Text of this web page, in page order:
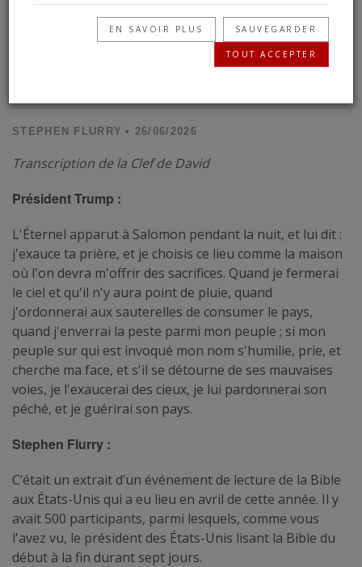
Le président Donald Trump a lu devant les
médias un passage biblique de 2 Chroniques 7.
Découvrez la véritable portée prophétique de
STEPHEN FLURRY • 26/06/2026
Transcription de la Clef de David
Président Trump :
L'Éternel apparut à Salomon pendant la nuit, et lui dit :
j'exauce ta prière, et je choisis ce lieu comme la maison
où l'on devra m'offrir des sacrifices. Quand je fermerai
le ciel et qu'il n'y aura point de pluie, quand
j'ordonnerai aux sauterelles de consumer le pays,
quand j'enverrai la peste parmi mon peuple ; si mon
peuple sur qui est invoqué mon nom s'humilie, prie, et
cherche ma face, et s'il se détourne de ses mauvaises
voies, je l'exaucerai des cieux, je lui pardonnerai son
péché, et je guérirai son pays.
Stephen Flurry :
C’était un extrait d’un événement de lecture de la Bible
aux États-Unis qui a eu lieu en avril de cette année. Il y
avait 500 participants, parmi lesquels, comme vous
l'avez vu, le président des États-Unis lisant la Bible du
début à la fin durant sept jours.
EN SAVOIR PLUS SAUVEGARDER
TOUT ACCEPTER